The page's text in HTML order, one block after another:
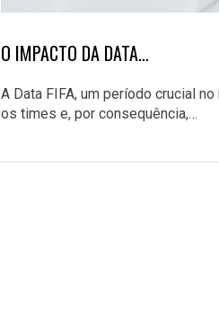
O IMPACTO DA DATA…
A Data FIFA, um período crucial
os times e, por consequência,…